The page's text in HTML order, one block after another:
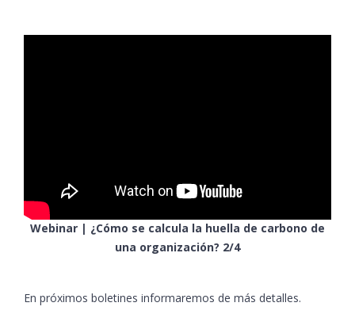
Webinar | ¿Cómo se calcula la huella de carbono de
una organización? 2/4
En próximos boletines informaremos de más detalles.